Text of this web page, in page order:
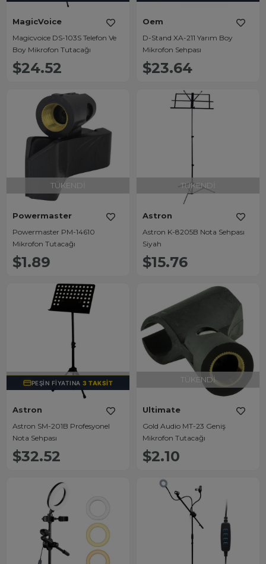
MagicVoice
Magicvoice DS-103S Telefon Ve
Boy Mikrofon Tutacağı
$24.52
Oem
D-Stand XA-211 Yarım Boy
Mikrofon Sehpası
$23.64
TÜKENDI
Powermaster
Powermaster PM-14610
Mikrofon Tutacağı
$1.89
TÜKENDI
Astron
Astron K-8205B Nota Sehpası
Siyah
$15.76
TÜKENDI
PEŞIN FIYATINA3 TAKSIT
Astron
Astron SM-201B Profesyonel
Nota Sehpası
$32.52
TÜKENDI
Ultimate
Gold Audio MT-23 Geniş
Mikrofon Tutacağı
$2.10